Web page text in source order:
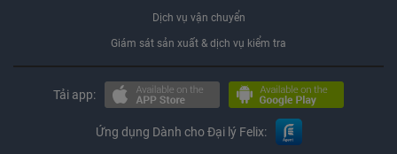
Dịch vụ vận chuyển
Giám sát sản xuất & dịch vụ kiểm tra
Tải app:
Ứng dụng Dành cho Đại lý Felix: